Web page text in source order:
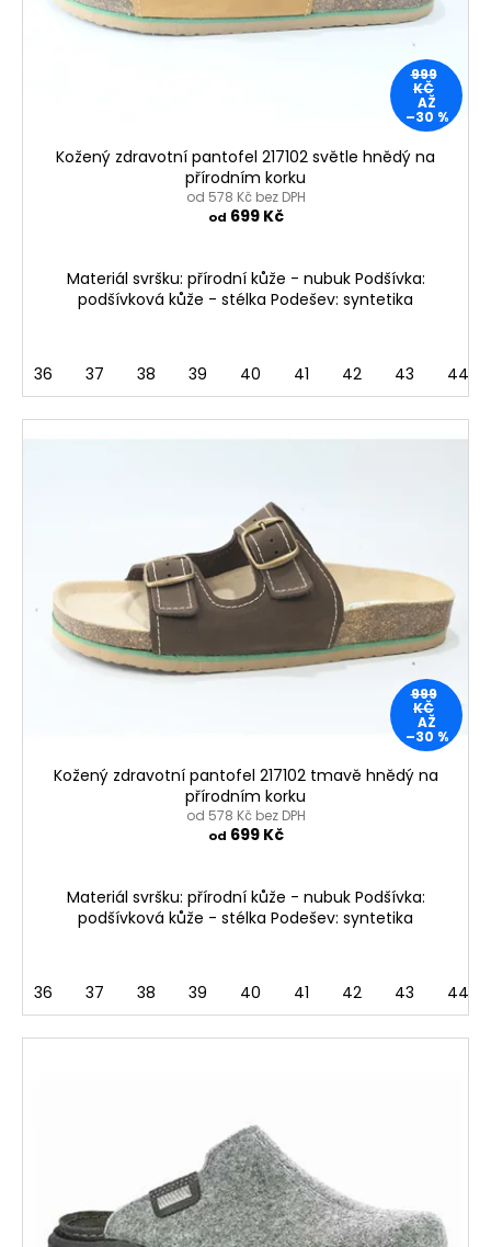
999
KČ
AŽ
–30 %
Kožený zdravotní pantofel 217102 světle hnědý na
přírodním korku
od 578 Kč bez DPH
od 699 Kč
Materiál svršku: přírodní kůže - nubuk Podšívka:
podšívková kůže - stélka Podešev: syntetika
36 37 38 39 40 41 42 43 44
999
KČ
AŽ
–30 %
Kožený zdravotní pantofel 217102 tmavě hnědý na
přírodním korku
od 578 Kč bez DPH
od 699 Kč
Materiál svršku: přírodní kůže - nubuk Podšívka:
podšívková kůže - stélka Podešev: syntetika
36 37 38 39 40 41 42 43 44